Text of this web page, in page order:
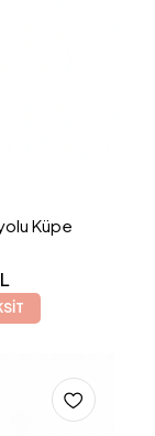
Küpe